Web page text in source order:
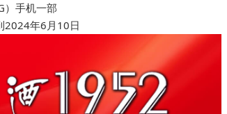
手机一部
年6月10日